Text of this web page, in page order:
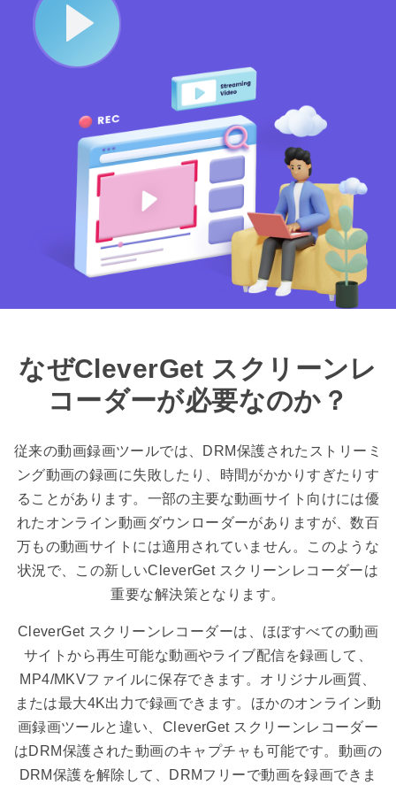
なぜCleverGet スクリーンレ
コーダーが必要なのか？
従来の動画録画ツールでは、DRM保護されたストリーミ
ング動画の録画に失敗したり、時間がかかりすぎたりす
ることがあります。一部の主要な動画サイト向けには優
れたオンライン動画ダウンローダーがありますが、数百
万もの動画サイトには適用されていません。このような
状況で、この新しいCleverGet スクリーンレコーダーは
重要な解決策となります。
CleverGet スクリーンレコーダーは、ほぼすべての動画
サイトから再生可能な動画やライブ配信を録画して、
MP4/MKVファイルに保存できます。オリジナル画質、
または最大4K出力で録画できます。ほかのオンライン動
画録画ツールと違い、CleverGet スクリーンレコーダー
はDRM保護された動画のキャプチャも可能です。動画の
DRM保護を解除して、DRMフリーで動画を録画できま